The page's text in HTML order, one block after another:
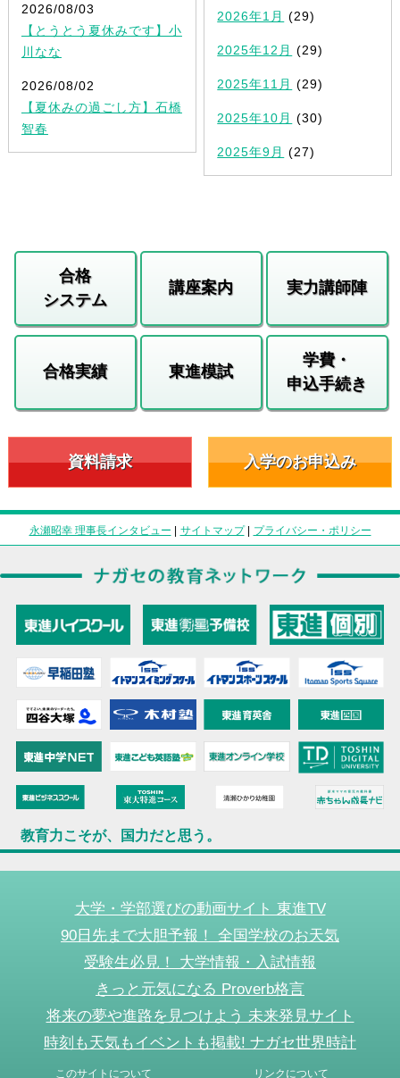
2026/08/03
【とうとう夏休みです】小
川なな
2026/08/02
【夏休みの過ごし方】石橋
智春
2026年1月 (29)
2025年12月 (29)
2025年11月 (29)
2025年10月 (30)
2025年9月 (27)
合格
システム
講座案内 実力講師陣
合格実績 東進模試
学費・
申込手続き
資料請求 入学のお申込み
永瀬昭幸 理事長インタビュー | サイトマップ| プライバシー・ポリシー
教育力こそが、国力だと思う。
大学・学部選びの動画サイト 東進TV
90日先まで大胆予報！ 全国学校のお天気
受験生必見！ 大学情報・入試情報
きっと元気になる Proverb格言
将来の夢や進路を見つけよう 未来発見サイト
時刻も天気もイベントも掲載! ナガセ世界時計
このサイトについて リンクについて